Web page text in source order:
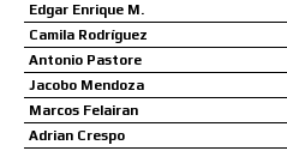
Edgar Enrique M.
Camila Rodríguez
Antonio Pastore
Jacobo Mendoza
Marcos Felairan
Adrian Crespo